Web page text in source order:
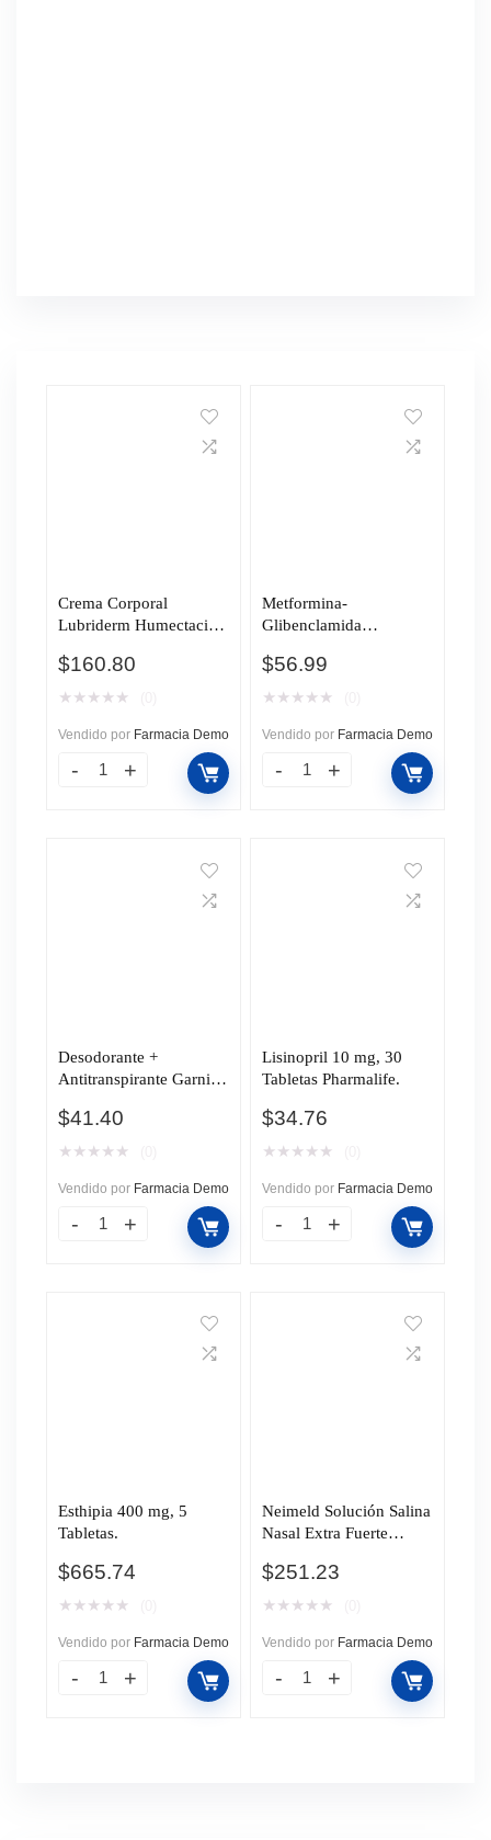
Crema Corporal
Lubriderm Humectación
$160.80
★ ★ ★ ★ ★
Vendido por Farmacia Demo
Metformina-
Glibenclamida
Pharmalife.
$56.99
★ ★ ★ ★ ★
Vendido por Farmacia Demo
Desodorante +
Antitranspirante Garnier
gr.
$41.40
★ ★ ★ ★ ★
Vendido por Farmacia Demo
Lisinopril 10 mg, 30
Tabletas Pharmalife.
$34.76
★ ★ ★ ★ ★
Vendido por Farmacia Demo
Esthipia 400 mg, 5
Tabletas.
$665.74
★ ★ ★ ★ ★
Vendido por Farmacia Demo
Neimeld Solución Salina
Nasal Extra Fuerte
125 ml.
$251.23
★ ★ ★ ★ ★
Vendido por Farmacia Demo